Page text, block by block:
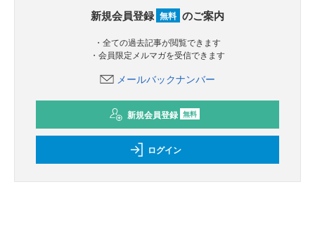
新規会員登録 無料 のご案内
・全ての過去記事が閲覧できます
・会員限定メルマガを受信できます
メールバックナンバー
新規会員登録 無料
ログイン